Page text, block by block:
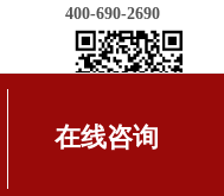
400-690-2690
在线咨询